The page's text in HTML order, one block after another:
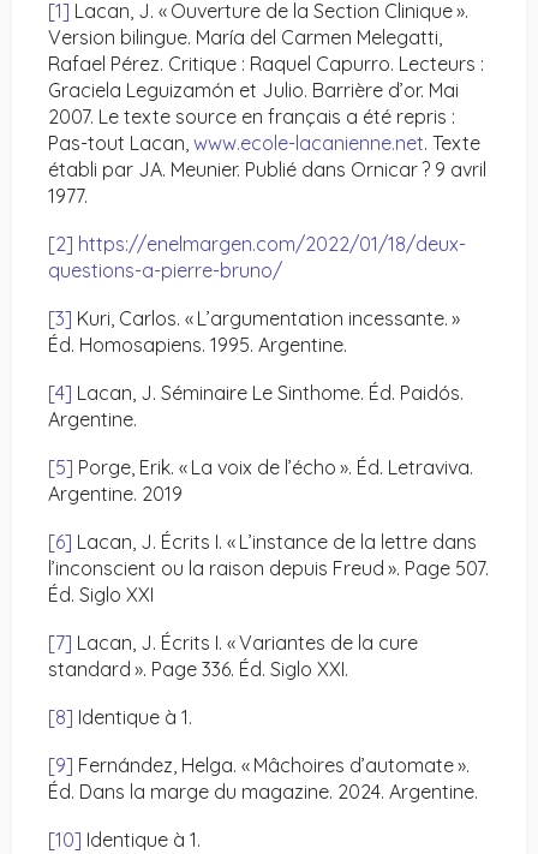
[1] Lacan, J. « Ouverture de la Section Clinique ».
Version bilingue. María del Carmen Melegatti,
Rafael Pérez. Critique : Raquel Capurro. Lecteurs :
Graciela Leguizamón et Julio. Barrière d’or. Mai
2007. Le texte source en français a été repris :
Pas-tout Lacan, www.ecole-lacanienne.net. Texte
établi par JA. Meunier. Publié dans Ornicar ? 9 avril
1977.
[2] https://enelmargen.com/2022/01/18/deux-
questions-a-pierre-bruno/
[3] Kuri, Carlos. « L’argumentation incessante. »
Éd. Homosapiens. 1995. Argentine.
[4] Lacan, J. Séminaire Le Sinthome. Éd. Paidós.
Argentine.
[5] Porge, Erik. « La voix de l’écho ». Éd. Letraviva.
Argentine. 2019
[6] Lacan, J. Écrits I. « L’instance de la lettre dans
l’inconscient ou la raison depuis Freud ». Page 507.
Éd. Siglo XXI
[7] Lacan, J. Écrits I. « Variantes de la cure
standard ». Page 336. Éd. Siglo XXI.
[8] Identique à 1.
[9] Fernández, Helga. « Mâchoires d’automate ».
Éd. Dans la marge du magazine. 2024. Argentine.
[10] Identique à 1.